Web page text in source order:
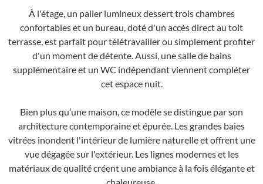
À l'étage, un palier lumineux dessert trois chambres
confortables et un bureau, doté d'un accès direct au toit
terrasse, est parfait pour télétravailler ou simplement profiter
d'un moment de détente. Aussi, une salle de bains
supplémentaire et un WC indépendant viennent compléter
cet espace nuit.
Bien plus qu’une maison, ce modèle se distingue par son
architecture contemporaine et épurée. Les grandes baies
vitrées inondent l'intérieur de lumière naturelle et offrent une
vue dégagée sur l'extérieur. Les lignes modernes et les
matériaux de qualité créent une ambiance à la fois élégante et